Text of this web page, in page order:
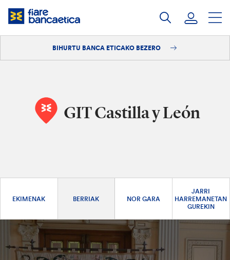
Pasatu
edukia
BIHURTU BANCA ETICAKO BEZERO
GIT Castilla y León
EKIMENAK BERRIAK NOR GARA
JARRI
HARREMANETAN
GUREKIN